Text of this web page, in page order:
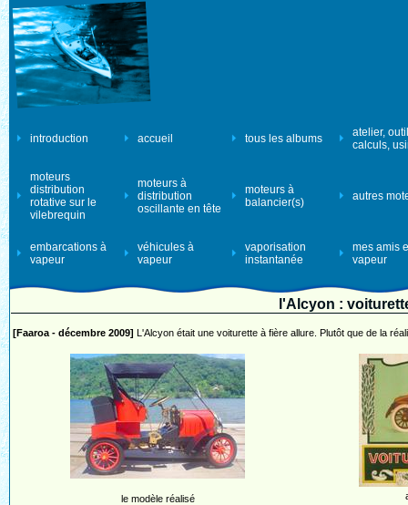
introduction accueil tous les albums
atelier,
calculs,
moteurs
distribution
rotative sur le
vilebrequin
moteurs à
distribution
oscillante en tête
moteurs à
balancier(s)
autres
embarcations à
vapeur
véhicules à
vapeur
vaporisation
instantanée
mes amis
vapeur
l'Alcyon :
[Faaroa - décembre 2009] L'Alcyon était une voiturette à fière allure. Plutôt que de la
le modèle réalisé